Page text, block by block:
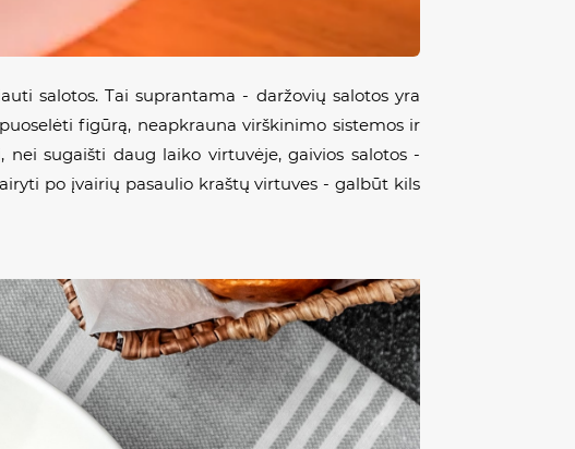
salotos. Tai suprantama - daržovių salotos yra
figūrą, neapkrauna virškinimo sistemos ir
sugaišti daug laiko virtuvėje, gaivios salotos -
po įvairių pasaulio kraštų virtuves - galbūt kils